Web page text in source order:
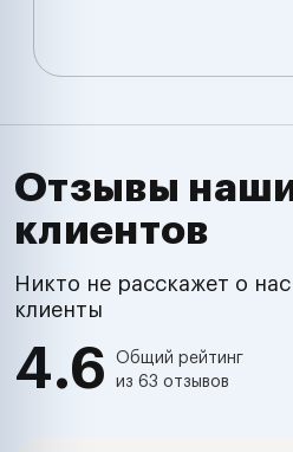
Отзывы
клиентов
Никто не расскажет о
клиенты
4.6
Общий рейтинг
из 63 отзывов